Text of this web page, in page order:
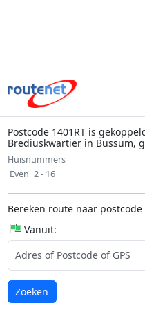
Postcode 1401RT is
Brediuskwartier in Bussum,
Huisnummers
Even 2 - 16
Bereken route naar postcode
Vanuit:
Laden...
Zoeken